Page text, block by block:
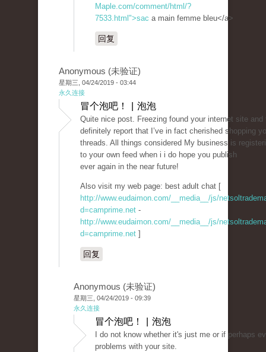
Maple.com/comment/html/?
7533.html">sac a main femme bleu</a>
回复
Anonymous (未验证)
星期三, 04/24/2019 - 03:44
永久连接
冒个泡吧！ | 泡泡
Quite nice post. Freezing found your internet site and
definitely report that I’ve in fact cherished shopping
threads. All things considered My business is
to your own feed when i i do hope you publish
ever again in the near future!
Also visit my web page: best adult chat [
http://www.eudaimon.com/__media__/js/
d=camprime.net -
http://www.eudaimon.com/__media__/js/
d=camprime.net ]
回复
Anonymous (未验证)
星期三, 04/24/2019 - 09:39
永久连接
冒个泡吧！ | 泡泡
I do not know whether it's just me or if perhaps
problems with your site.